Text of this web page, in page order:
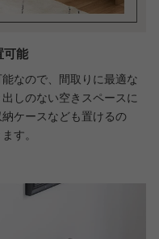
可能
なので、間取りに最適な
しのない空きスペースに
ケースなども置けるの
す。